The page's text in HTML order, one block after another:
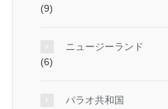
(9)
ニュージーランド
(6)
パラオ共和国